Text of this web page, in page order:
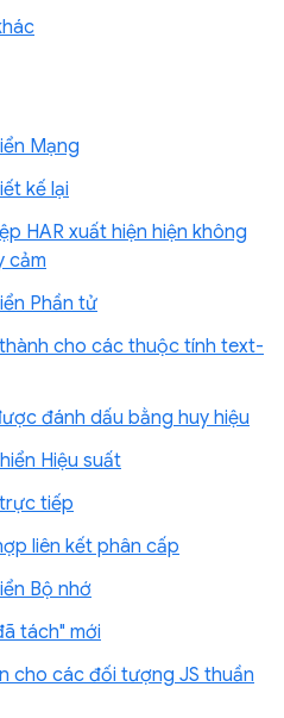
Mạng
kế lại
HAR xuất hiện hiện không
cảm
Phần tử
cho các thuộc tính text-
đánh dấu bằng huy hiệu
Hiệu suất
tiếp
liên kết phân cấp
Bộ nhớ
tách" mới
cho các đối tượng JS thuần